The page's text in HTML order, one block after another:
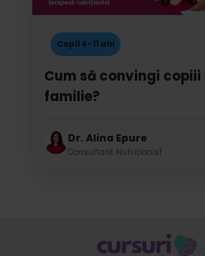
Copil 4-11 ani
Cum să convingi
familie?
Dr. Alina Epure
Consultant Nutriționist